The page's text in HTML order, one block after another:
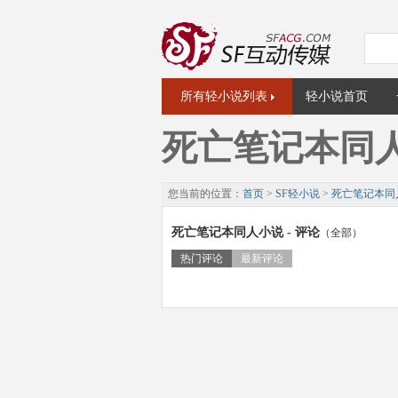
所有轻小说列表
轻小说首页
死亡笔记本同
您当前的位置： 首页 > SF轻小说 > 死亡笔记本同
死亡笔记本同人小说 - 评论 （全部）
热门评论 最新评论